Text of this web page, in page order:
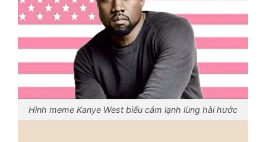
Hình meme Kanye West biểu cảm lạnh lùng hài hước